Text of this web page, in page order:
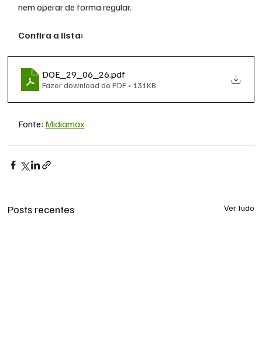
nem operar de forma regular.
Confira a lista:
DOE_29_06_26.pdf
Fazer download de PDF • 131KB
Fonte: Midiamax
Posts recentes Ver tudo